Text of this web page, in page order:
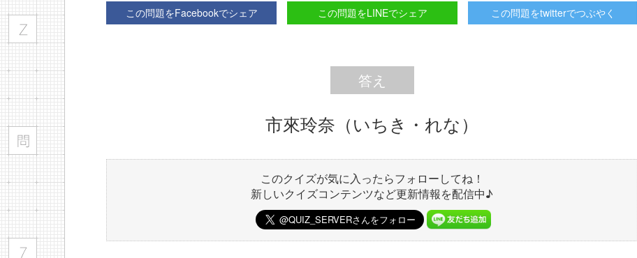
この問題をFacebookでシェア この問題をLINEでシェア この問題をtwitterでつぶやく
答え
市來玲奈（いちき・れな）
このクイズが気に入ったらフォローしてね！
新しいクイズコンテンツなど更新情報を配信中♪